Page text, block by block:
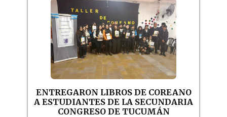
ENTREGARON LIBROS DE COREANO
A ESTUDIANTES DE LA SECUNDARIA
CONGRESO DE TUCUMÁN